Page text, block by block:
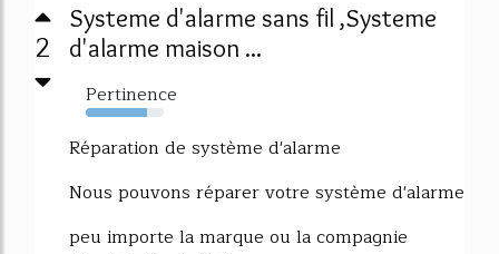
2
Systeme d'alarme sans fil ,Systeme
d'alarme maison ...
Pertinence
79%
Réparation de système d'alarme
Nous pouvons réparer votre système d'alarme
peu importe la marque ou la compagnie